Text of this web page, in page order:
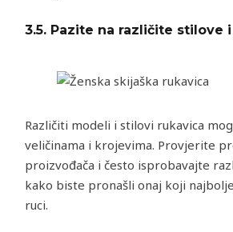
3.5. Pazite na različite stilove
Različiti modeli i stilovi rukavica
veličinama i krojevima. Provjerite
proizvođača i često isprobavajte
kako biste pronašli onaj koji
ruci.